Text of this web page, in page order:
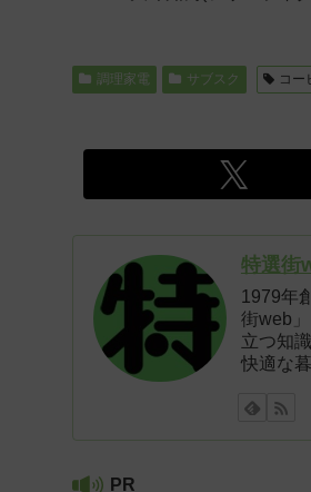
調理家電 サブスク コー
特選街
1979年
街web
立つ知
快適な
PR